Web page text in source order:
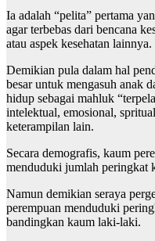
Ia adalah “pelita” pertama
agar terbebas dari bencana
atau aspek kesehatan lainnya.
Demikian pula dalam hal
besar untuk mengasuh anak
hidup sebagai mahluk
intelektual, emosional,
keterampilan lain.
Secara demografis, kaum
menduduki jumlah peringkat
Namun demikian seraya
perempuan menduduki
bandingkan kaum laki-laki.